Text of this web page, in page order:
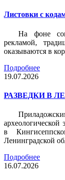
Листовки c
На фоне
рекламой,
оказываются в
Подробнее
19.07.2026
РАЗВЕДКИ В
в
Ленинградской
Подробнее
16.07.2026